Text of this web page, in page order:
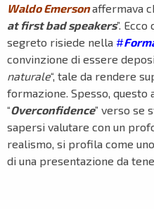
Waldo Emersonaffermava
at first bad speakers”.
segreto risiede nella #
convinzione di essere
naturale“, tale da rendere
formazione. Spesso, questo
“Overconfidence” verso se
sapersi valutare con un
realismo, si profila come
di una presentazione da